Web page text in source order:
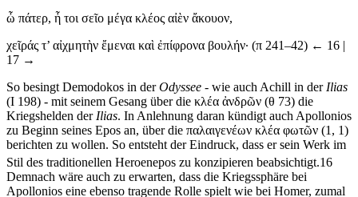
ὦ πάτερ, ἦ τοι σεῖο μέγα κλέος αἰὲν ἄκουον,
χεῖράς τ’ αἰχμητὴν ἔμεναι καὶ ἐπίφρονα βουλήν∙ (π 241–42) ← 16 |
17 →
So besingt Demodokos in derOdyssee - wie auch Achill in der Ilias
(I 198) - mit seinem Gesang über die κλέα ἀνδρῶν (θ 73) die
Kriegshelden der Ilias. In Anlehnung daran kündigt auch Apollonios
zu Beginn seines Epos an, über die παλαιγενέων κλέα φωτῶν (1, 1)
berichten zu wollen. So entsteht der Eindruck, dass er sein Werk im
Stil des traditionellen Heroenepos zu konzipieren beabsichtigt.16
Demnach wäre auch zu erwarten, dass die Kriegssphäre bei
Apollonios eine ebenso tragende Rolle spielt wie bei Homer, zumal